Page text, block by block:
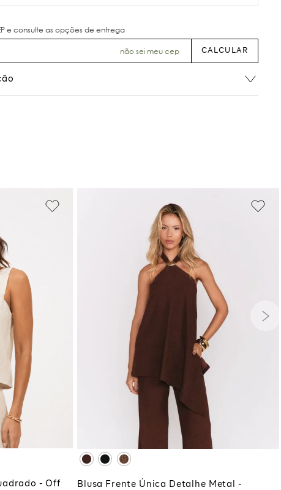
não sei meu cep
- Off
P
XGG
ADICIONAR À SACOLA
Blusa Frente Única Detalhe Metal -